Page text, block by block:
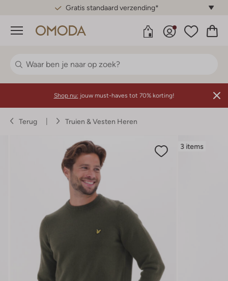
Gratis standaard verzending*
Menu
Shop nu: jouw must-haves tot 70% korting!
Terug Truien & Vesten Heren
3 items